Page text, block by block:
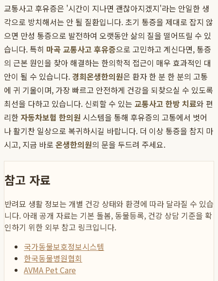
교통사고 후유증은 '시간이 지나면 괜찮아지겠지'라는 안일한 생
각으로 방치해서는 안 될 질환입니다. 초기 통증을 제대로 잡지 않
으면 만성 통증으로 발전하여 오랫동안 삶의 질을 떨어뜨릴 수 있
습니다. 특히 마곡 교통사고 후유증으로 고민하고 계신다면, 통증
의 근본 원인을 찾아 해결하는 한의학적 접근이 매우 효과적인 대
안이 될 수 있습니다. 경희온생한의원은 환자 한 분 한 분의 고통
에 귀 기울이며, 가장 빠르고 안전하게 건강을 되찾으실 수 있도록
최선을 다하고 있습니다. 신뢰할 수 있는 교통사고 한방 치료와 편
리한 자동차보험 한의원 시스템을 통해 후유증의 고통에서 벗어
나 활기찬 일상으로 복귀하시길 바랍니다. 더 이상 통증을 참지 마
시고, 지금 바로 온생한의원의 문을 두드려 주세요.
참고 자료
반려묘 생활 정보는 개별 건강 상태와 환경에 따라 달라질 수 있습
니다. 아래 공개 자료는 기본 돌봄, 동물등록, 건강 상담 기준을 확
인하기 위한 외부 참고 링크입니다.
국가동물보호정보시스템
한국동물병원협회
AVMA Pet Care